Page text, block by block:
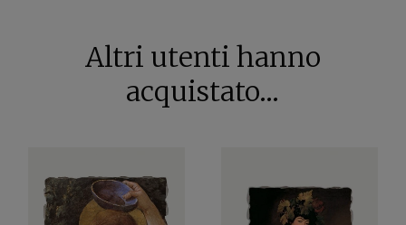
Altri utenti hanno
acquistato...